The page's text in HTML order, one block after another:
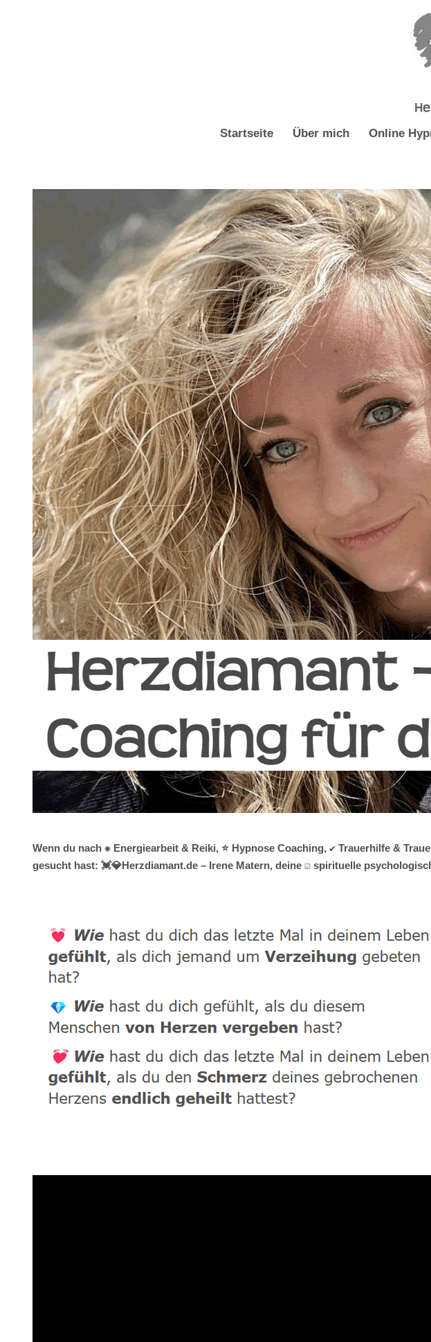
Startseite Über mich Online
Wenn du nach ✺ Energiearbeit & Reiki, ⭐ Hypnose Coaching, ✔️ Trauerhilfe &
gesucht hast: 💓️💎Herzdiamant.de – Irene Matern, deine ☑️ spirituelle